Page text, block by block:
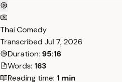
Thai Comedy
Transcribed Jul 7, 2026
Duration: 95:16
Words: 163
Reading time: 1 min